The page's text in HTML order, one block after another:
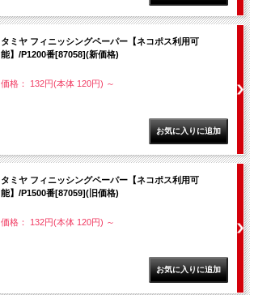
タミヤ フィニッシングペーパー【ネコポス利用可
能】/P1200番[87058](新価格)
価格： 132円(本体 120円) ～
タミヤ フィニッシングペーパー【ネコポス利用可
能】/P1500番[87059](旧価格)
価格： 132円(本体 120円) ～